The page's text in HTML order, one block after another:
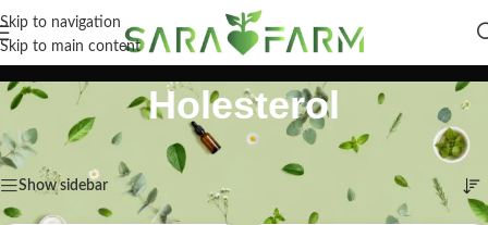
Skip to navigation
Skip to main content
Holesterol
Početna Zdravlje/Liječenje/ Holesterol Prikaz svih 7 rezultata
Show sidebar